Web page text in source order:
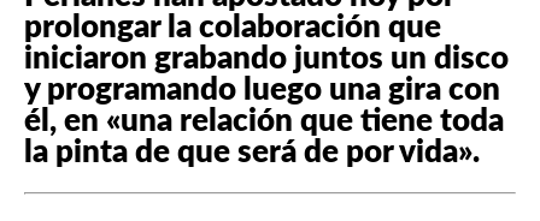
prolongar la colaboración que
iniciaron grabando juntos un disco
y programando luego una gira con
él, en «una relación que tiene toda
la pinta de que será de por vida».